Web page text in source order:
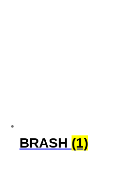
BRASH (1)